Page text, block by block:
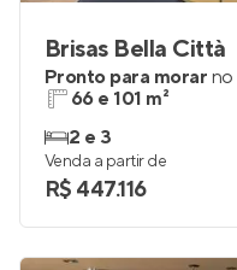
Brisas Bella Città
Pronto para morar no
66 e 101 m²
2 e 3
Venda a partir de
R$ 447.116